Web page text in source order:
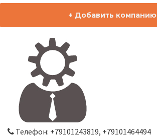
+ Добавить компанию
Телефон: +79101243819, +79101464494